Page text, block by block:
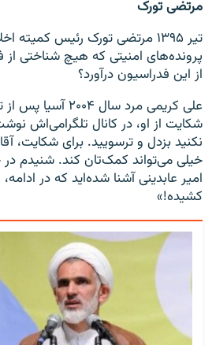
مرتضی تورک
تیر ۱۳۹۵ مرتضی تورک رئیس
پرونده‌های امنیتی که هیچ شناختی
از این فدراسیون درآورد؟
علی کریمی مرد سال
شکایت از او، در کانال تلگرامی‌اش
نكنيد بزدل و ترسویید. براى شكایت،
خيلى می‌تواند كمک‌تان کند. شنيدم در
امير عابدينى آشنا شده‌اید که در
کشیده!»